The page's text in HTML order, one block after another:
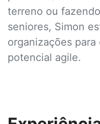
terreno ou
seniores, Simon
organizações
potencial agile.